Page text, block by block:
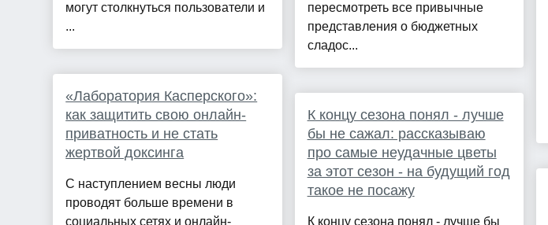
могут столкнуться пользователи и
...
«Лаборатория Касперского»:
как защитить свою онлайн-
приватность и не стать
жертвой доксинга
С наступлением весны люди
проводят больше времени в
социальных сетях и онлайн-
пересмотреть все привычные
представления о бюджетных
сладос...
К концу сезона понял - лучше
бы не сажал: рассказываю
про самые неудачные цветы
за этот сезон - на будущий год
такое не посажу
К концу сезона понял - лучше бы